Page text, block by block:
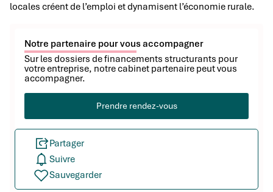
locales créent de l’emploi et dynamisent l’économie rurale.
Notre partenaire pour vous accompagner
Sur les dossiers de financements structurants pour
votre entreprise, notre cabinet partenaire peut vous
accompagner.
Prendre rendez-vous
Partager
Suivre
Sauvegarder